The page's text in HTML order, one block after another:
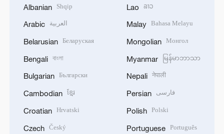
Albanian Shqip
Arabic العربية
Belarusian Беларуская
Bengali বাংলা
Bulgarian Български
Cambodian ខ្មែរ
Croatian Hrvatski
Czech Český
Lao ລາວ
Malay Bahasa Melayu
Mongolian Монгол
Myanmar မြန်မာဘာသာ
Nepali नेपाली
Persian فارسی
Polish Polski
Portuguese Português